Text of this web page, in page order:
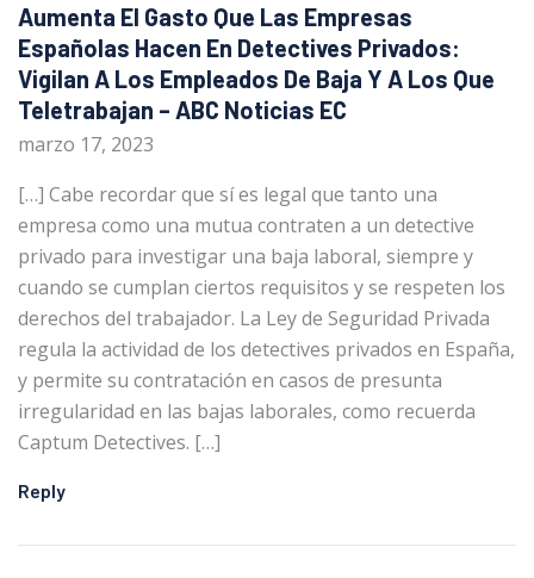
Aumenta El Gasto Que Las Empresas
Españolas Hacen En Detectives Privados:
Vigilan A Los Empleados De Baja Y A Los Que
Teletrabajan – ABC Noticias EC
marzo 17, 2023
[…] Cabe recordar que sí es legal que tanto una
empresa como una mutua contraten a un detective
privado para investigar una baja laboral, siempre y
cuando se cumplan ciertos requisitos y se respeten los
derechos del trabajador. La Ley de Seguridad Privada
regula la actividad de los detectives privados en España,
y permite su contratación en casos de presunta
irregularidad en las bajas laborales, como recuerda
Captum Detectives. […]
Reply